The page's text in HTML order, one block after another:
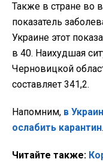
Также в стране во
показатель
Украине этот
в 40. Наихудшая
Черновицкой
составляет 341,2.
Напомним, в
ослабить карантин.
Читайте также: